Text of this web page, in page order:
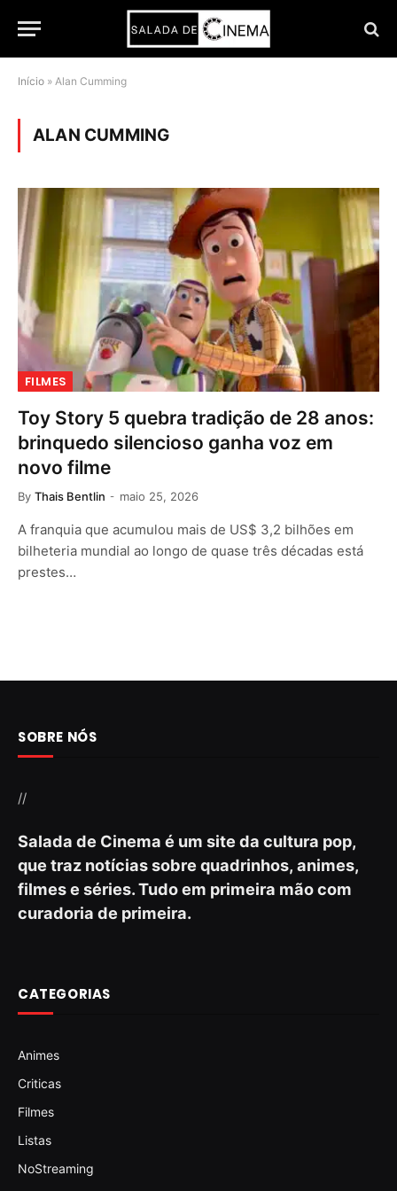
Início » Alan Cumming
ALAN CUMMING
FILMES
Toy Story 5 quebra tradição de 28 anos:
brinquedo silencioso ganha voz em
novo filme
By Thais Bentlin maio 25, 2026
A franquia que acumulou mais de US$ 3,2 bilhões em
bilheteria mundial ao longo de quase três décadas está
prestes…
SOBRE NÓS
//
Salada de Cinema é um site da cultura pop,
que traz notícias sobre quadrinhos, animes,
filmes e séries. Tudo em primeira mão com
curadoria de primeira.
CATEGORIAS
Animes
Criticas
Filmes
Listas
NoStreaming